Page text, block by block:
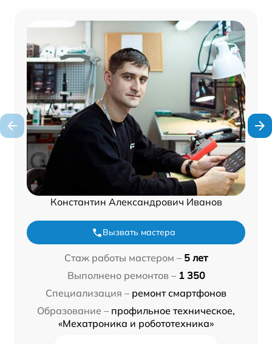
Константин Александрович Иванов
Вызвать мастера
Стаж работы мастером – 5 лет
Выполнено ремонтов – 1 350
Специализация – ремонт смартфонов
Образование – профильное техническое,
«Мехатроника и робототехника»